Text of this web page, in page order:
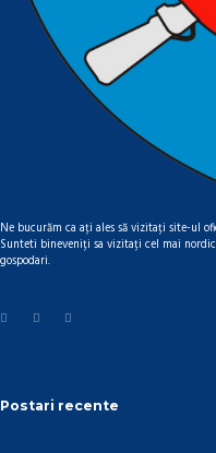
Ne bucurăm ca ați ales să vizitați site-ul
Sunteti bineveniți sa vizitați cel mai
gospodari.
Postari recente